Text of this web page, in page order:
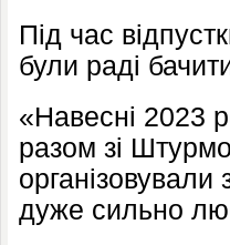
Під час
були раді
«Навесні 2023
разом зі
дуже сильно